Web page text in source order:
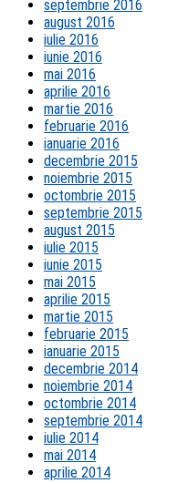
septembrie 2016
august 2016
iulie 2016
iunie 2016
mai 2016
aprilie 2016
martie 2016
februarie 2016
ianuarie 2016
decembrie 2015
noiembrie 2015
octombrie 2015
septembrie 2015
august 2015
iulie 2015
iunie 2015
mai 2015
aprilie 2015
martie 2015
februarie 2015
ianuarie 2015
decembrie 2014
noiembrie 2014
octombrie 2014
septembrie 2014
iulie 2014
mai 2014
aprilie 2014